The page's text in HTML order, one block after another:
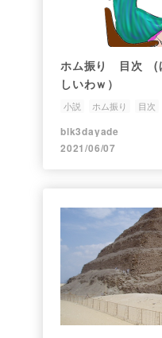
ホム振り 目次 (
しいわｗ）
小説 ホム振り 目次
blk3dayade
2021/06/07